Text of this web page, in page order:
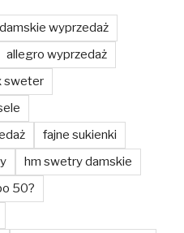
wyprzedaż
allegro wyprzedaż
sweter
fajne sukienki
hm swetry damskie
50?